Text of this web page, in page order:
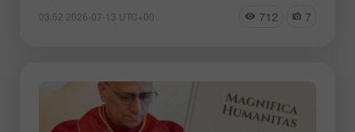
03:52 2026-07-13 UTC+00 712 7